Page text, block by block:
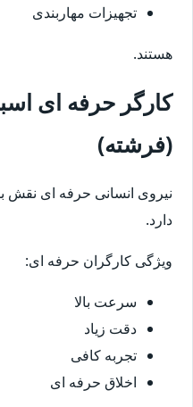
تجهیزات مهاربندی
هستند.
کارگر حرفه ای
(فرشته)
نیروی انسانی حرفه ای
دارد.
ویژگی کارگران حرفه ای:
سرعت بالا
دقت زیاد
تجربه کافی
اخلاق حرفه ای